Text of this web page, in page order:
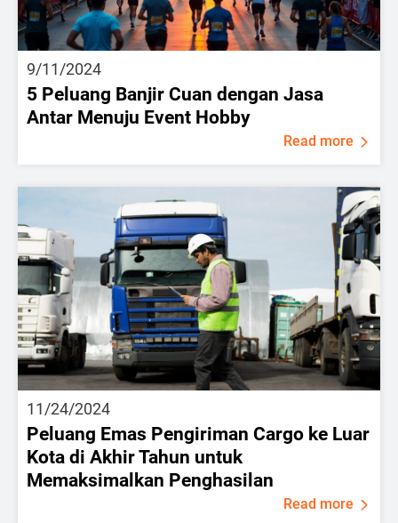
9/11/2024
5 Peluang Banjir Cuan dengan Jasa
Antar Menuju Event Hobby
Read more
11/24/2024
Peluang Emas Pengiriman Cargo ke Luar
Kota di Akhir Tahun untuk
Memaksimalkan Penghasilan
Read more